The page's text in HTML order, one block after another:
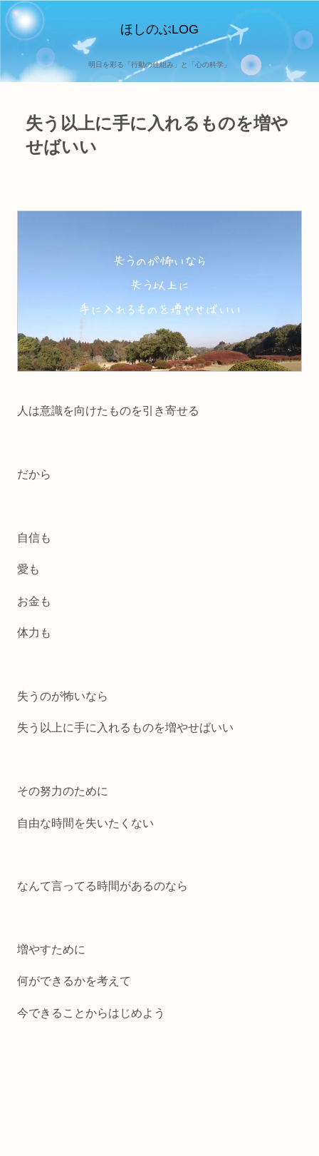
ほしのぶLOG
明日を彩る「行動の仕組み」と「心の科学」
失う以上に手に入れるものを増や
せばいい
人は意識を向けたものを引き寄せる
だから
自信も
愛も
お金も
体力も
失うのが怖いなら
失う以上に手に入れるものを増やせばいい
その努力のために
自由な時間を失いたくない
なんて言ってる時間があるのなら
増やすために
何ができるかを考えて
今できることからはじめよう